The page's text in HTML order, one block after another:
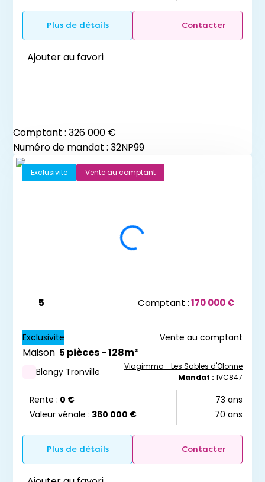
Plus de détails Contacter
Ajouter au favori
Comptant : 326 000 €
Numéro de mandat : 32NP99
Exclusivite Vente au comptant
5 Comptant :170 000 €
Exclusivite Vente au comptant
Maison 5 pièces - 128m²
Blangy Tronville
Viagimmo - Les Sables d'Olonne
Mandat : 1VC847
Rente : 0 €
Valeur vénale : 360 000 €
73 ans
70 ans
Plus de détails Contacter
Renseignez votre adresse mail :